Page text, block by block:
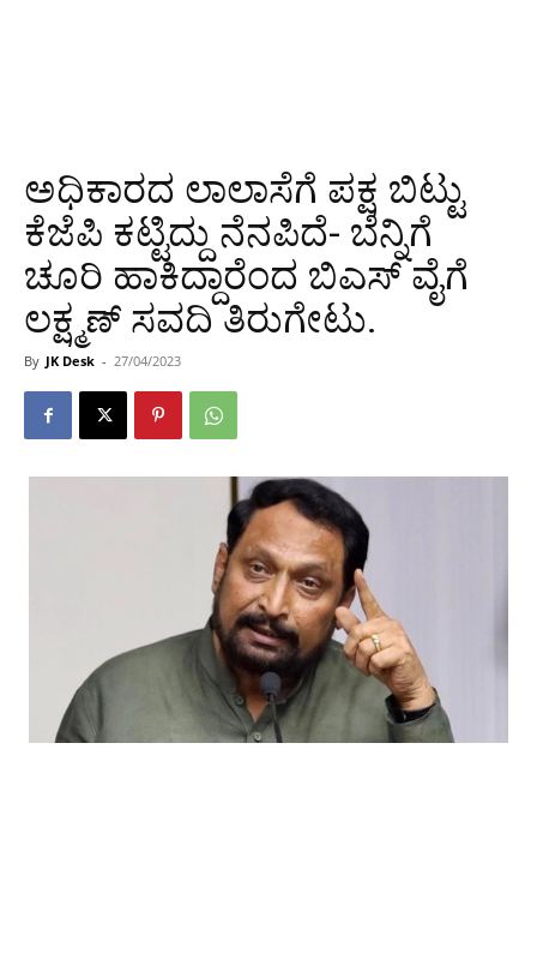
ಅಧಿಕಾರದ ಲಾಲಾಸೆಗೆ ಪಕ್ಷ ಬಿಟ್ಟು
ಕೆಜೆಪಿ ಕಟ್ಟಿದ್ದು ನೆನಪಿದೆ- ಬೆನ್ನಿಗೆ
ಚೂರಿ ಹಾಕಿದ್ದಾರೆಂದ ಬಿಎಸ್ ವೈಗೆ
ಲಕ್ಷ್ಮಣ್ ಸವದಿ ತಿರುಗೇಟು.
By JK Desk - 27/04/2023